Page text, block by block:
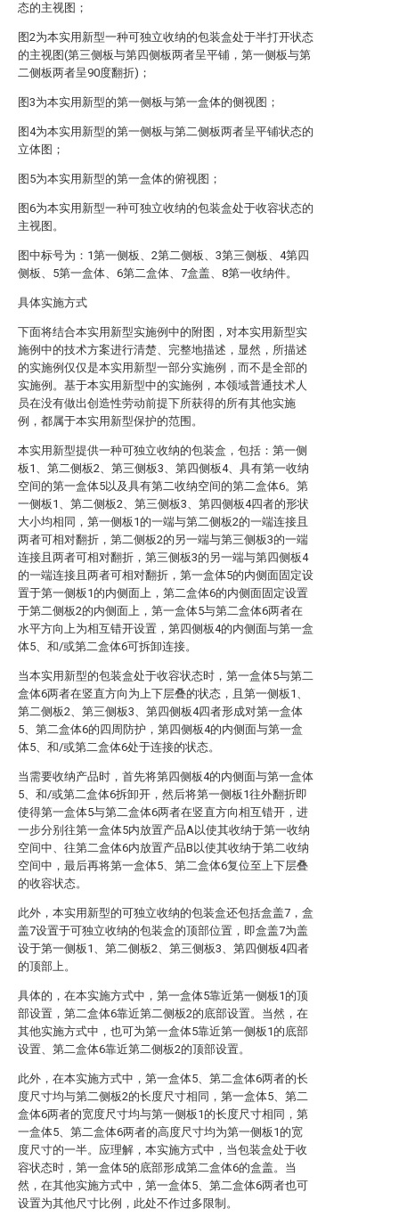
态的主视图；
图2为本实用新型一种可独立收纳的包装盒处于半打开状态
的主视图(第三侧板与第四侧板两者呈平铺，第一侧板与第
二侧板两者呈90度翻折)；
图3为本实用新型的第一侧板与第一盒体的侧视图；
图4为本实用新型的第一侧板与第二侧板两者呈平铺状态的
立体图；
图5为本实用新型的第一盒体的俯视图；
图6为本实用新型一种可独立收纳的包装盒处于收容状态的
主视图。
图中标号为：1第一侧板、2第二侧板、3第三侧板、4第四
侧板、5第一盒体、6第二盒体、7盒盖、8第一收纳件。
具体实施方式
下面将结合本实用新型实施例中的附图，对本实用新型实
施例中的技术方案进行清楚、完整地描述，显然，所描述
的实施例仅仅是本实用新型一部分实施例，而不是全部的
实施例。基于本实用新型中的实施例，本领域普通技术人
员在没有做出创造性劳动前提下所获得的所有其他实施
例，都属于本实用新型保护的范围。
本实用新型提供一种可独立收纳的包装盒，包括：第一侧
板1、第二侧板2、第三侧板3、第四侧板4、具有第一收纳
空间的第一盒体5以及具有第二收纳空间的第二盒体6。第
一侧板1、第二侧板2、第三侧板3、第四侧板4四者的形状
大小均相同，第一侧板1的一端与第二侧板2的一端连接且
两者可相对翻折，第二侧板2的另一端与第三侧板3的一端
连接且两者可相对翻折，第三侧板3的另一端与第四侧板4
的一端连接且两者可相对翻折，第一盒体5的内侧面固定设
置于第一侧板1的内侧面上，第二盒体6的内侧面固定设置
于第二侧板2的内侧面上，第一盒体5与第二盒体6两者在
水平方向上为相互错开设置，第四侧板4的内侧面与第一盒
体5、和/或第二盒体6可拆卸连接。
当本实用新型的包装盒处于收容状态时，第一盒体5与第二
盒体6两者在竖直方向为上下层叠的状态，且第一侧板1、
第二侧板2、第三侧板3、第四侧板4四者形成对第一盒体
5、第二盒体6的四周防护，第四侧板4的内侧面与第一盒
体5、和/或第二盒体6处于连接的状态。
当需要收纳产品时，首先将第四侧板4的内侧面与第一盒体
5、和/或第二盒体6拆卸开，然后将第一侧板1往外翻折即
使得第一盒体5与第二盒体6两者在竖直方向相互错开，进
一步分别往第一盒体5内放置产品A以使其收纳于第一收纳
空间中、往第二盒体6内放置产品B以使其收纳于第二收纳
空间中，最后再将第一盒体5、第二盒体6复位至上下层叠
的收容状态。
此外，本实用新型的可独立收纳的包装盒还包括盒盖7，盒
盖7设置于可独立收纳的包装盒的顶部位置，即盒盖7为盖
设于第一侧板1、第二侧板2、第三侧板3、第四侧板4四者
的顶部上。
具体的，在本实施方式中，第一盒体5靠近第一侧板1的顶
部设置，第二盒体6靠近第二侧板2的底部设置。当然，在
其他实施方式中，也可为第一盒体5靠近第一侧板1的底部
设置、第二盒体6靠近第二侧板2的顶部设置。
此外，在本实施方式中，第一盒体5、第二盒体6两者的长
度尺寸均与第二侧板2的长度尺寸相同，第一盒体5、第二
盒体6两者的宽度尺寸均与第一侧板1的长度尺寸相同，第
一盒体5、第二盒体6两者的高度尺寸均为第一侧板1的宽
度尺寸的一半。应理解，本实施方式中，当包装盒处于收
容状态时，第一盒体5的底部形成第二盒体6的盒盖。当
然，在其他实施方式中，第一盒体5、第二盒体6两者也可
设置为其他尺寸比例，此处不作过多限制。